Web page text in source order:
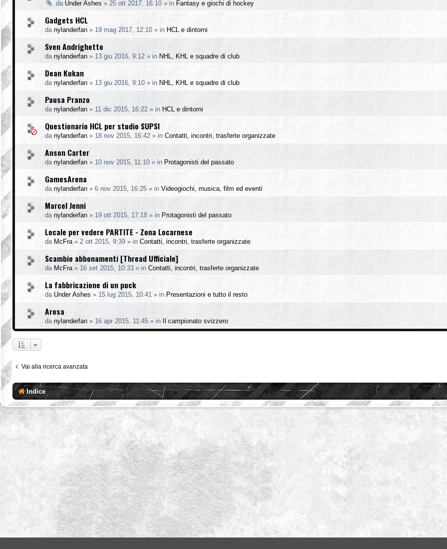
da Under Ashes » 25 ott 2017, 16:10 » in Fantasy e giochi di hockey
Gadgets HCL
da nylanderfan » 19 mag 2017, 12:10 » in HCL e dintorni
Sven Andrighetto
da nylanderfan » 13 giu 2016, 9:12 » in NHL, KHL e squadre di club
Dean Kukan
da nylanderfan » 13 giu 2016, 9:10 » in NHL, KHL e squadre di club
Pausa Pranzo
da nylanderfan » 11 dic 2015, 16:22 » in HCL e dintorni
Questionario HCL per studio SUPSI
da nylanderfan » 18 nov 2015, 16:42 » in Contatti, incontri, trasferte organizzate
Anson Carter
da nylanderfan » 10 nov 2015, 11:10 » in Protagonisti del passato
GamesArena
da nylanderfan » 6 nov 2015, 16:25 » in Videogiochi, musica, film ed eventi
Marcel Jenni
da nylanderfan » 19 ott 2015, 17:18 » in Protagonisti del passato
Locale per vedere PARTITE - Zona Locarnese
da McFra » 2 ott 2015, 9:39 » in Contatti, incontri, trasferte organizzate
Scambio abbonamenti [Thread Ufficiale]
da McFra » 16 set 2015, 10:33 » in Contatti, incontri, trasferte organizzate
La fabbricazione di un puck
da Under Ashes » 15 lug 2015, 10:41 » in Presentazioni e tutto il resto
Arosa
da nylanderfan » 16 apr 2015, 11:45 » in Il campionato svizzero
Vai alla ricerca avanzata
Indice